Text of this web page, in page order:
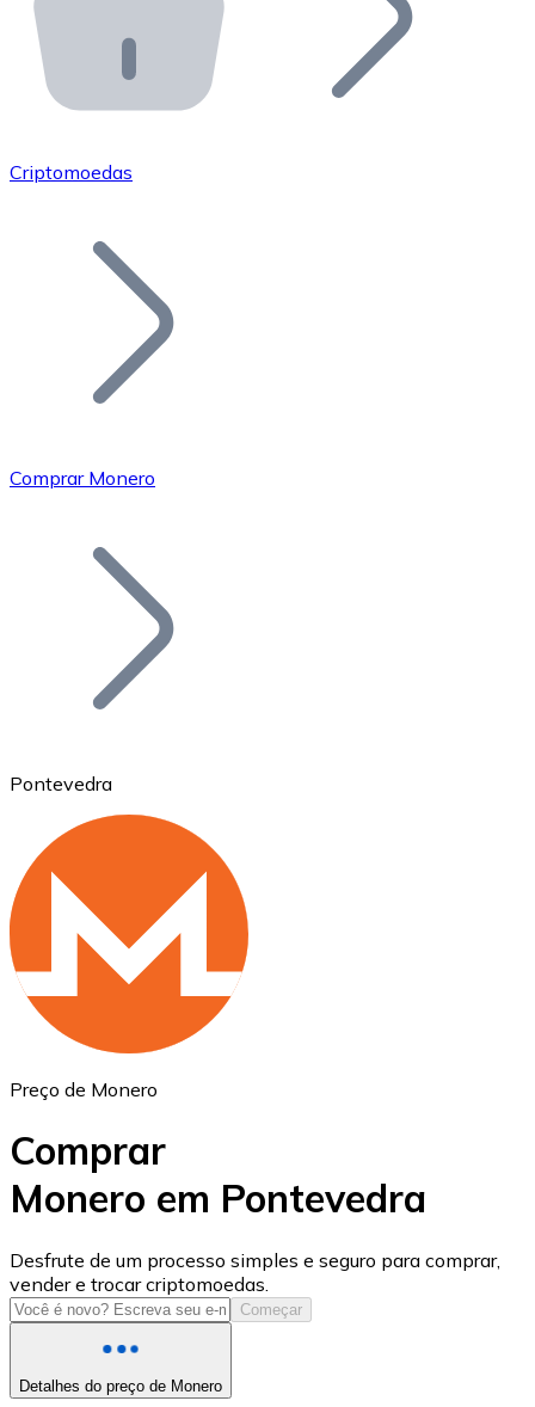
API Bitnovo
Integre nossa API no seu ecossistema.
Junte-se à nossa rede de revendedores e comercialize
Adicione o token do seu projeto ao nosso serviço de
Bitcoin
Ethereum
ETH
USD Coin
USDC
Criptomoedas
Comprar Monero
Pontevedra
Preço de Monero
Comprar
Monero em Pontevedra
Desfrute de um processo simples e seguro para comprar,
vender e trocar criptomoedas.
Começar
Detalhes do preço de Monero